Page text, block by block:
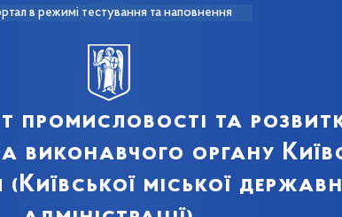
в режимі тестування та наповнення
промисловості та
виконавчого органу
(Київської міської